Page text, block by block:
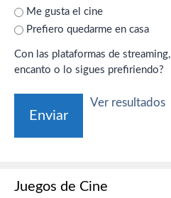
Me gusta el cine
Prefiero quedarme en casa
Con las plataformas de streaming, ¿ha perdido el cine su
encanto o lo sigues prefiriendo?
Ver resultados
Juegos de Cine